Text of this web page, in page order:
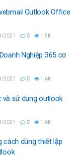
Outlook Office
2021 0 1.5K
Nghiệp 365 cơ
2021 0 1.6K
và sử dụng outlook
2021 0 1.6K
cách dùng thiết lập